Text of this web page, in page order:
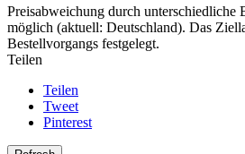
Preisabweichung durch unterschiedliche
möglich (aktuell: Deutschland). Das
Bestellvorgangs festgelegt.
Teilen
Teilen
Tweet
Pinterest